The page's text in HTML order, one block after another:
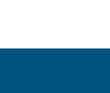
11.50€